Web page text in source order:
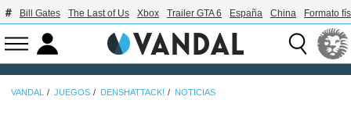
Bill Gates The Last of Us Xbox Trailer GTA 6 España China Formato
VANDAL JUEGOS DENSHATTACK! NOTICIAS